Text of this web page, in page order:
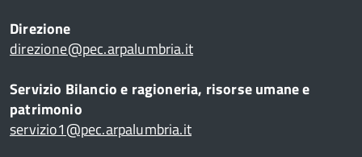
Direzione
direzione@pec.arpalumbria.it
Servizio Bilancio e ragioneria, risorse umane e
patrimonio
servizio1@pec.arpalumbria.it